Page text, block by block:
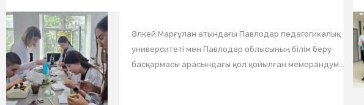
Әлкей Марғұлан атындағы Павлодар педагогикалық
университеті мен Павлодар облысының білім беру
басқармасы арасындағы қол қойылған меморандум...